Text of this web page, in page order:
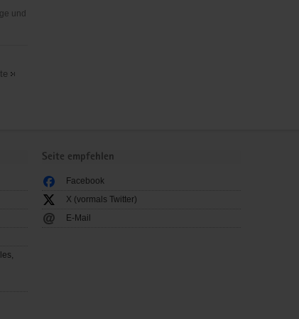
und
Seite empfehlen
Facebook
X (vormals Twitter)
E-Mail